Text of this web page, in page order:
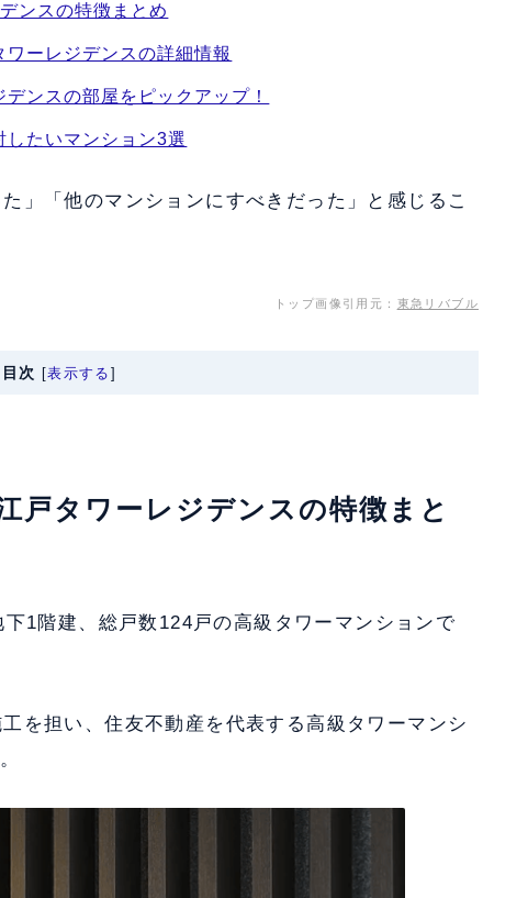
ンスの特徴まとめ
ーレジデンスの詳細情報
ンスの部屋をピックアップ！
たいマンション3選
」「他のマンションにすべきだった」と感じるこ
トップ画像引用元： 東急リバブル
目次 [表示する
戸タワーレジデンスの特徴まと
1階建、総戸数124戸の高級タワーマンションで
を担い、住友不動産を代表する高級タワーマンシ